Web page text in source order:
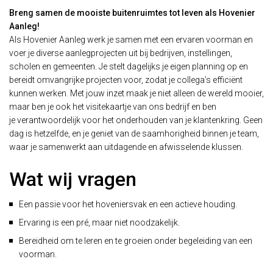
Breng samen de mooiste buitenruimtes tot leven als Hovenier
Aanleg!
Als Hovenier Aanleg werk je samen met een ervaren voorman en
voer je diverse aanlegprojecten uit bij bedrijven, instellingen,
scholen en gemeenten. Je stelt dagelijks je eigen planning op en
bereidt omvangrijke projecten voor, zodat je collega’s efficiënt
kunnen werken. Met jouw inzet maak je niet alleen de wereld mooier,
maar ben je ook het visitekaartje van ons bedrijf en ben
je verantwoordelijk voor het onderhouden van je klantenkring. Geen
dag is hetzelfde, en je geniet van de saamhorigheid binnen je team,
waar je samenwerkt aan uitdagende en afwisselende klussen.
Wat wij vragen
Een passie voor het hoveniersvak en een actieve houding.
Ervaring is een pré, maar niet noodzakelijk.
Bereidheid om te leren en te groeien onder begeleiding van een
voorman.